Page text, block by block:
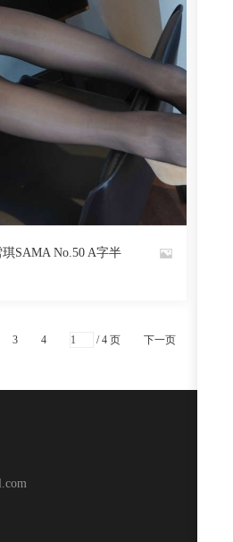
1873
琪SAMA No.50 A字半
3 4 / 4 页 下一页